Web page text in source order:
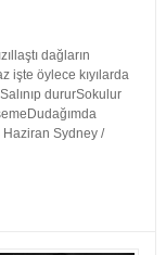
dağların
işte öylece kıyılarda
dururSokulur
Sydney /